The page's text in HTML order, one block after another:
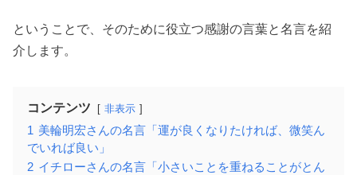
ということで、そのために役立つ感謝の言葉と名言を紹
介します。
コンテンツ 非表示
1 美輪明宏さんの名言「運が良くなりたければ、微笑ん
でいれば良い」
2 イチローさんの名言「小さいことを重ねることがとん